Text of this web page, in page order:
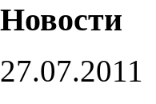
Новости
27.07.2011